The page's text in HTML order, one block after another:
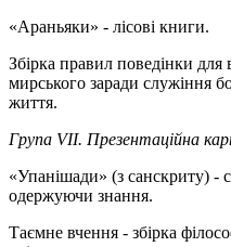
«Араньяки» - лісові книги.
Збірка правил поведінки
мирського заради служіння
життя.
Група VII. Презентаційна
«Упанішади» (з санскриту) -
одержуючи знання.
Таємне вчення - збірка